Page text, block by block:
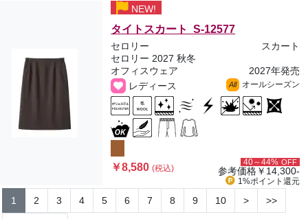
NEW!
タイトスカート S-12577
セロリー
スカート
セロリー 2027 秋冬
オフィスウェア
2027年発売
レディース
All オールシーズン
￥8,580(税込)
40～44% OFF
参考価格￥14,300-
1%ポイント 還元
1 2 3 4 5 6 7 8 9 10 > >>